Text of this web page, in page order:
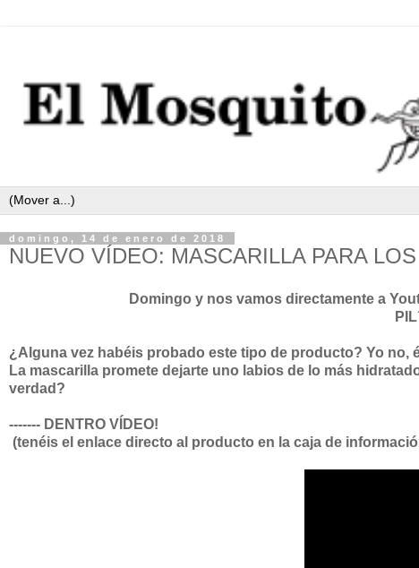
domingo, 14 de enero de 2018
NUEVO VÍDEO: MASCARILLA PARA
Domingo y nos vamos directamente a
¿Alguna vez habéis probado este tipo de producto? Yo no,
La mascarilla promete dejarte uno labios de lo más
verdad?
------- DENTRO VÍDEO!
(tenéis el enlace directo al producto en la caja de